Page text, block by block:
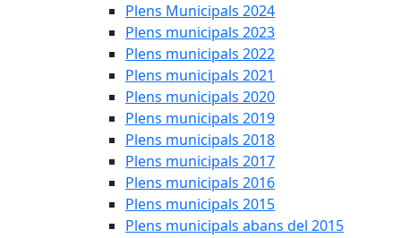
Plens Municipals 2024
Plens municipals 2023
Plens municipals 2022
Plens municipals 2021
Plens municipals 2020
Plens municipals 2019
Plens municipals 2018
Plens municipals 2017
Plens municipals 2016
Plens municipals 2015
Plens municipals abans del 2015